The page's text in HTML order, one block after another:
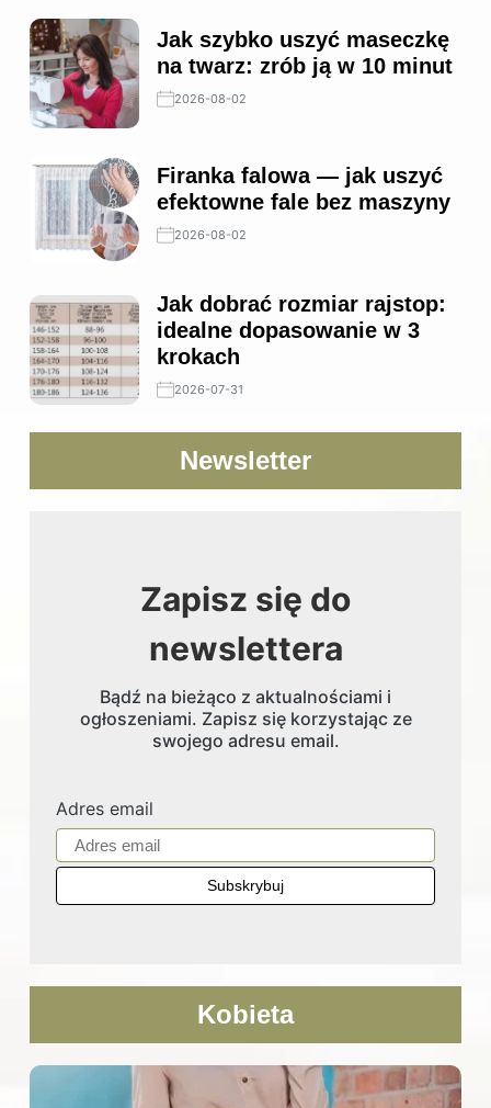
Jak szybko uszyć maseczkę
na twarz: zrób ją w 10 minut
2026-08-02
Firanka falowa — jak uszyć
efektowne fale bez maszyny
2026-08-02
Jak dobrać rozmiar rajstop:
idealne dopasowanie w 3
krokach
2026-07-31
Newsletter
Zapisz się do
newslettera
Bądź na bieżąco z aktualnościami i
ogłoszeniami. Zapisz się korzystając ze
swojego adresu email.
Adres email
Kobieta